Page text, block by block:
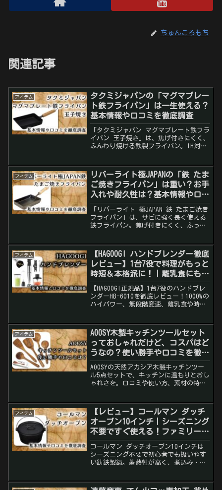
ちゅんころもち
関連記事
アイテム
タクミジャパンの「マグマプレー
ト鉄フライパン」は一生使える？
基本情報や口コミを徹底調査
「タクミジャパン マグマプレート鉄フラ
イパン 玉子焼き」は、焦げ付きにくく、
ふんわり焼ける鉄製フライパン。IH対応
アイテム
リバーライト極JAPANの「鉄 たま
ご焼きフライパン」は重い？お手
入れや耐久性は？基本情報や口コ
ミを徹底調査
「リバーライト 極JAPAN 鉄 たまご焼き
フライパン」は、サビに強く長く使える
鉄フライパン。焦げ付きにくく、ふっく
アイテム
【HAGOOGI ハンドブレンダー徹底
レビュー】1台7役で料理がもっと
時短＆本格派に！｜離乳食にも大
活躍
【HAGOOGI正規品】1台7役のハンドブレ
ンダーHB-6010を徹底レビュー！1000Wの
ハイパワー、無段階変速、離乳食や時短
アイテム
AOOSY木製キッチンツールセット
っておしゃれだけど、コスパはど
うなの？使い勝手や口コミを徹底
調査！
AOOSYの天然アカシア木製キッチンツー
ル5点セットで、キッチンに温もりとおし
ゃれさを。口コミや使い方、素材の特性
アイテム
【レビュー】コールマン ダッチ
オーブン10インチ｜シーズニング
不要ですぐ使える！ファミリーに
最適な万能鍋
コールマン ダッチオーブン10インチは
シーズニング不要で初心者でも扱いやす
い鋳鉄製鍋。蓄熱性が高く、煮込み・焼